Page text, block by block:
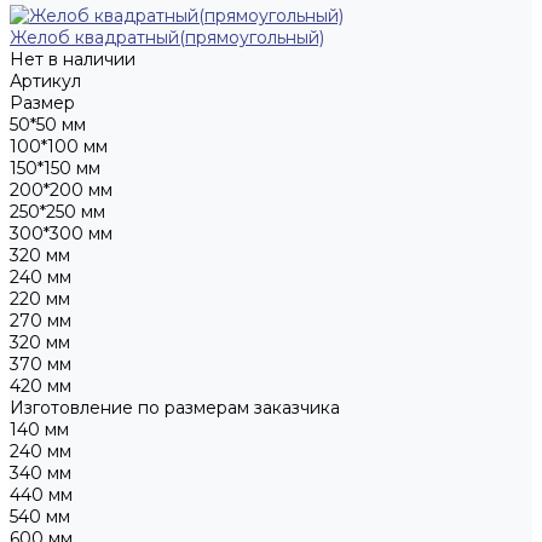
Желоб квадратный(прямоугольный)
Нет в наличии
Артикул
Размер
50*50 мм
100*100 мм
150*150 мм
200*200 мм
250*250 мм
300*300 мм
320 мм
240 мм
220 мм
270 мм
320 мм
370 мм
420 мм
Изготовление по размерам заказчика
140 мм
240 мм
340 мм
440 мм
540 мм